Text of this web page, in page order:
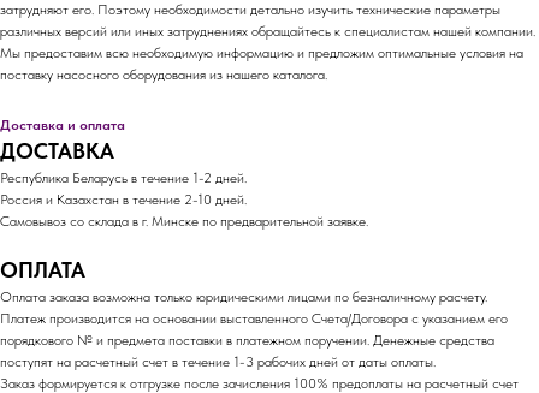
затрудняют его. Поэтому необходимости детально изучить технические параметры
различных версий или иных затруднениях обращайтесь к специалистам нашей компании.
Мы предоставим всю необходимую информацию и предложим оптимальные условия на
поставку насосного оборудования из нашего каталога.
Доставка и оплата
ДОСТАВКА
Республика Беларусь в течение 1-2 дней.
Россия и Казахстан в течение 2-10 дней.
Самовывоз со склада в г. Минске по предварительной заявке.
ОПЛАТА
Оплата заказа возможна только юридическими лицами по безналичному расчету.
Платеж производится на основании выставленного Счета/Договора с указанием его
порядкового № и предмета поставки в платежном поручении. Денежные средства
поступят на расчетный счет в течение 1-3 рабочих дней от даты оплаты.
Заказ формируется к отгрузке после зачисления 100% предоплаты на расчетный счет